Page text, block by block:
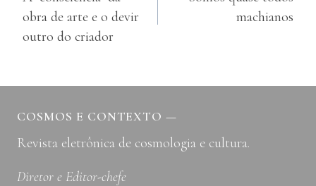
Post
obra de arte e o devir
outro do criador
machianos
COSMOS E CONTEXTO—
Revista eletrônica de cosmologia e cultura.
Diretor e Editor-chefe